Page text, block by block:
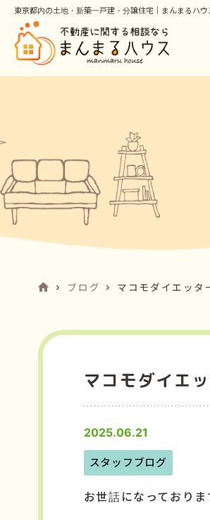
東京都内の土地・新築一戸建・分譲住宅｜まんまるハ
ブログ マコモダイエッタ
マコモダイエ
2025.06.21
スタッフブログ
お世話になっておりま